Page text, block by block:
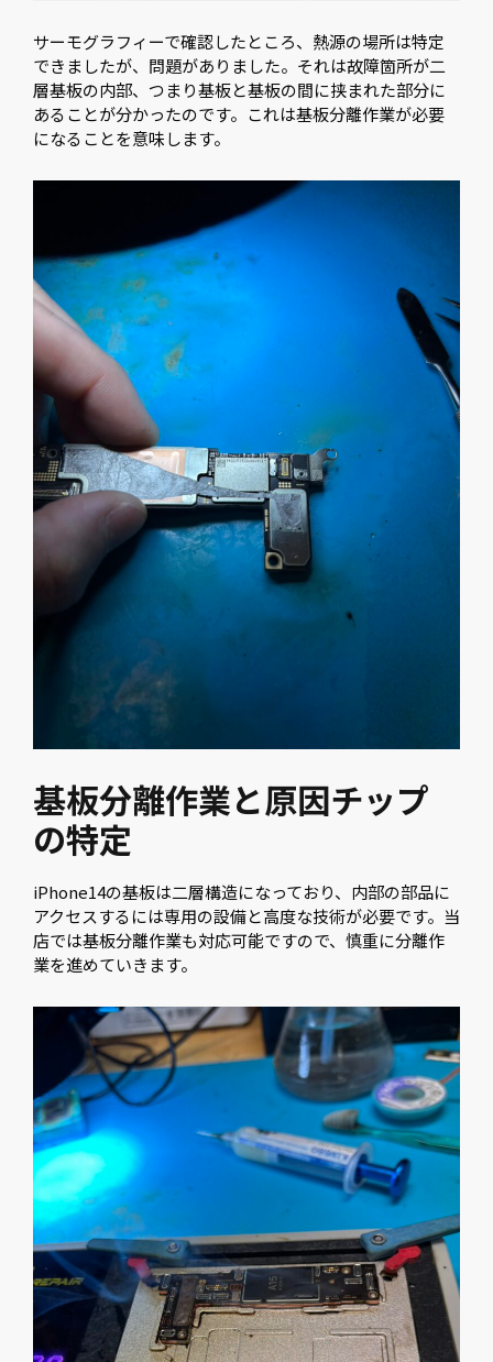
サーモグラフィーで確認したところ、熱源の場所は特定
できましたが、問題がありました。それは故障箇所が二
層基板の内部、つまり基板と基板の間に挟まれた部分に
あることが分かったのです。これは基板分離作業が必要
になることを意味します。
基板分離作業と原因チップ
の特定
iPhone14の基板は二層構造になっており、内部の部品に
アクセスするには専用の設備と高度な技術が必要です。当
店では基板分離作業も対応可能ですので、慎重に分離作
業を進めていきます。